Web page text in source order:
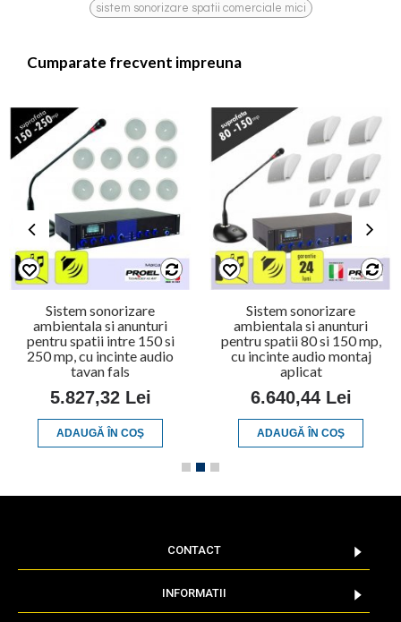
sistem sonorizare spatii comerciale mici
Cumparate frecvent impreuna
Sistem sonorizare
ambientala si anunturi
pentru spatii intre 150 si
250 mp, cu incinte audio
tavan fals
5.827,32 Lei
ADAUGĂ ÎN COŞ
Sistem sonorizare
ambientala si anunturi
pentru spatii 80 si 150 mp,
cu incinte audio montaj
aplicat
6.640,44 Lei
ADAUGĂ ÎN COŞ
CONTACT
INFORMATII